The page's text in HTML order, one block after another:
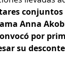
Anna
por
su